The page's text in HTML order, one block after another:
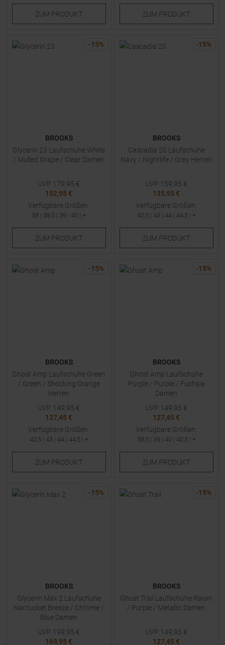
ZUM PRODUKT ZUM PRODUKT
-15%
BROOKS
Glycerin 23 Laufschuhe White
/ Mulled Grape / Clear Damen
UVP 179,95 €
152,95 €
Verfügbare Größen:
38 | 38,5 | 39 | 40 | +
ZUM PRODUKT
-15%
BROOKS
Cascadia 20 Laufschuhe
Navy / Nightlife / Grey Herren
UVP 159,95 €
135,95 €
Verfügbare Größen:
42,5 | 43 | 44| 44,5 | +
ZUM PRODUKT
-15%
BROOKS
Ghost Amp Laufschuhe Green
/ Green / Shocking Orange
Herren
UVP 149,95 €
127,45 €
Verfügbare Größen:
42,5 | 43 | 44| 44,5 | +
ZUM PRODUKT
-15%
BROOKS
Ghost Amp Laufschuhe
Purple / Purple / Fuchsia
Damen
UVP 149,95 €
127,45 €
Verfügbare Größen:
38,5 | 39 | 40 | 40,5 | +
ZUM PRODUKT
-15%
BROOKS
Glycerin Max 2 Laufschuhe
Nantucket Breeze / Chrome /
Blue Damen
UVP 199,95 €
169,95 €
-15%
BROOKS
Ghost Trail Laufschuhe Raisin
/ Purple / Metallic Damen
UVP 149,95 €
127,45 €